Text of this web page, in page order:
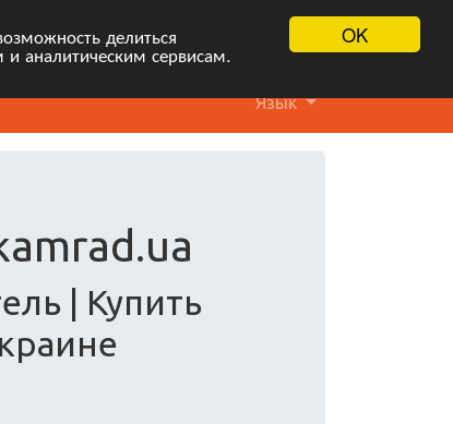
OK
делиться
аналитическим сервисам.
Язык
| Купить